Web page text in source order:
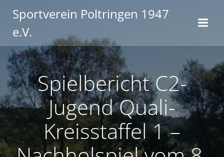
Inhalt
Sportverein Poltringen 1947
e.V.
Spielbericht C2-
Jugend Quali-
Kreisstaffel 1 –